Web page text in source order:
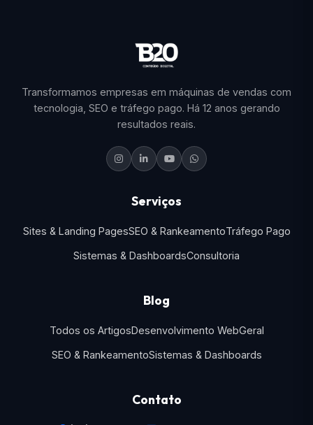
Transformamos empresas em máquinas de vendas com
tecnologia, SEO e tráfego pago. Há 12 anos gerando
resultados reais.
Serviços
Sites & Landing PagesSEO & RankeamentoTráfego Pago
Sistemas & DashboardsConsultoria
Blog
Todos os ArtigosDesenvolvimento WebGeral
SEO & RankeamentoSistemas & Dashboards
Contato